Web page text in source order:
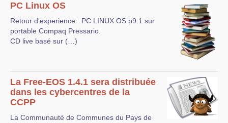
PC Linux OS
Retour d’experience : PC LINUX OS p9.1 sur
portable Compaq Pressario.
CD live basé sur (…)
La Free-EOS 1.4.1 sera distribuée
dans les cybercentres de la
CCPP
La Communauté de Communes du Pays de